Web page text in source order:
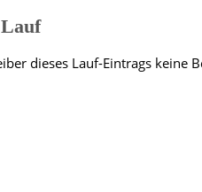
dieses Lauf-Eintrags keine